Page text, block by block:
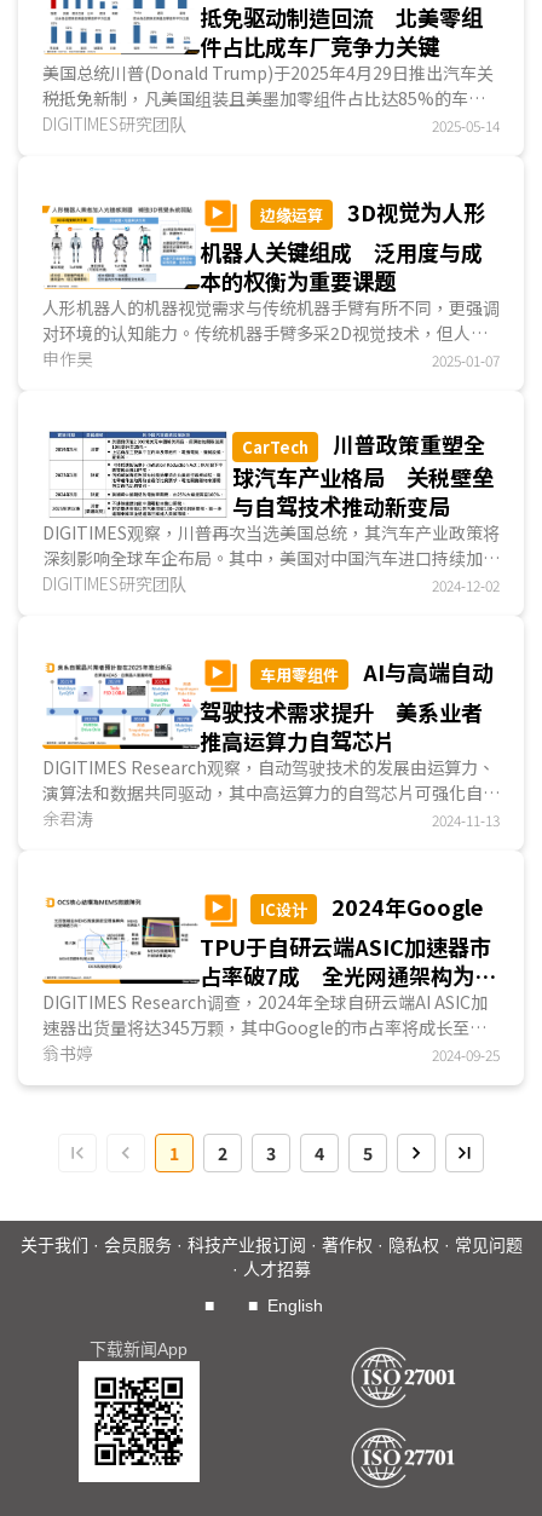
抵免驱动制造回流 北美零组
件占比成车厂竞争力关键
美国总统川普(Donald Trump)于2025年4月29日推出汽车关
税抵免新制，凡美国组装且美墨加零组件占比达85%的车
款，首年即享关税全额抵免.....
DIGITIMES研究团队 2025-05-14
边缘运算
3D视觉为人形
机器人关键组成 泛用度与成
本的权衡为重要课题
人形机器人的机器视觉需求与传统机器手臂有所不同，更强调
对环境的认知能力。传统机器手臂多采2D视觉技术，但人形
机器人需透过3D视觉技术，方能以3D模型建立对周遭环...
申作昊 2025-01-07
CarTech
川普政策重塑全
球汽车产业格局 关税壁垒
与自驾技术推动新变局
DIGITIMES观察，川普再次当选美国总统，其汽车产业政策将
深刻影响全球车企布局。其中，美国对中国汽车进口持续加征
高额关税，迫使中国车企转向新兴市场布局；而川普对...
DIGITIMES研究团队 2024-12-02
车用零组件
AI与高端自动
驾驶技术需求提升 美系业者
推高运算力自驾芯片
DIGITIMES Research观察，自动驾驶技术的发展由运算力、
演算法和数据共同驱动，其中高运算力的自驾芯片可强化自动
驾驶功能，加速高端自驾技术的发展。主要的美系自...
余君涛 2024-11-13
IC设计
2024年Google
TPU于自研云端ASIC加速器市
占率破7成 全光网通架构为关
键
DIGITIMES Research调查，2024年全球自研云端AI ASIC加
速器出货量将达345万颗，其中Google的市占率将成长至
74%。2024年下半将量产的Google最新第六代TPU v6...
翁书婷 2024-09-25
1 2 3 4 5
关于我们 · 会员服务· 科技产业报订阅 · 著作权 · 隐私权 · 常见问题
· 人才招募
■
■ English
下载新闻App